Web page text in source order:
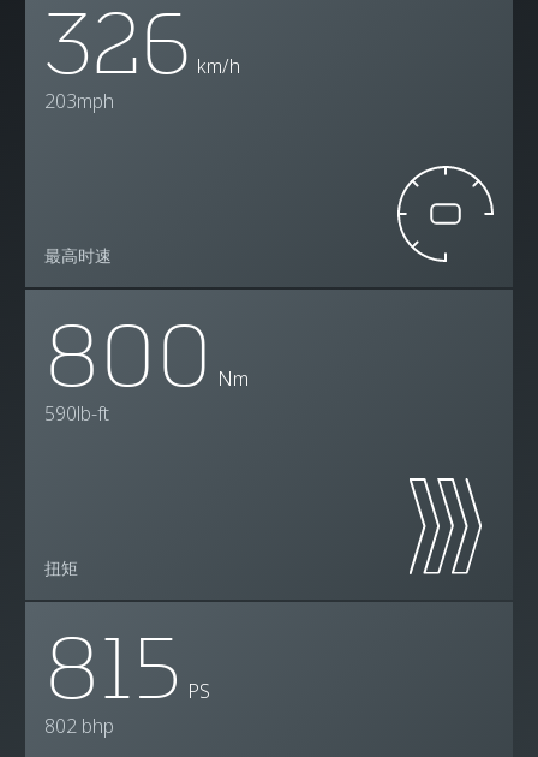
326 km/h
203mph
最高时速
800 Nm
590lb-ft
扭矩
815 PS
802 bhp